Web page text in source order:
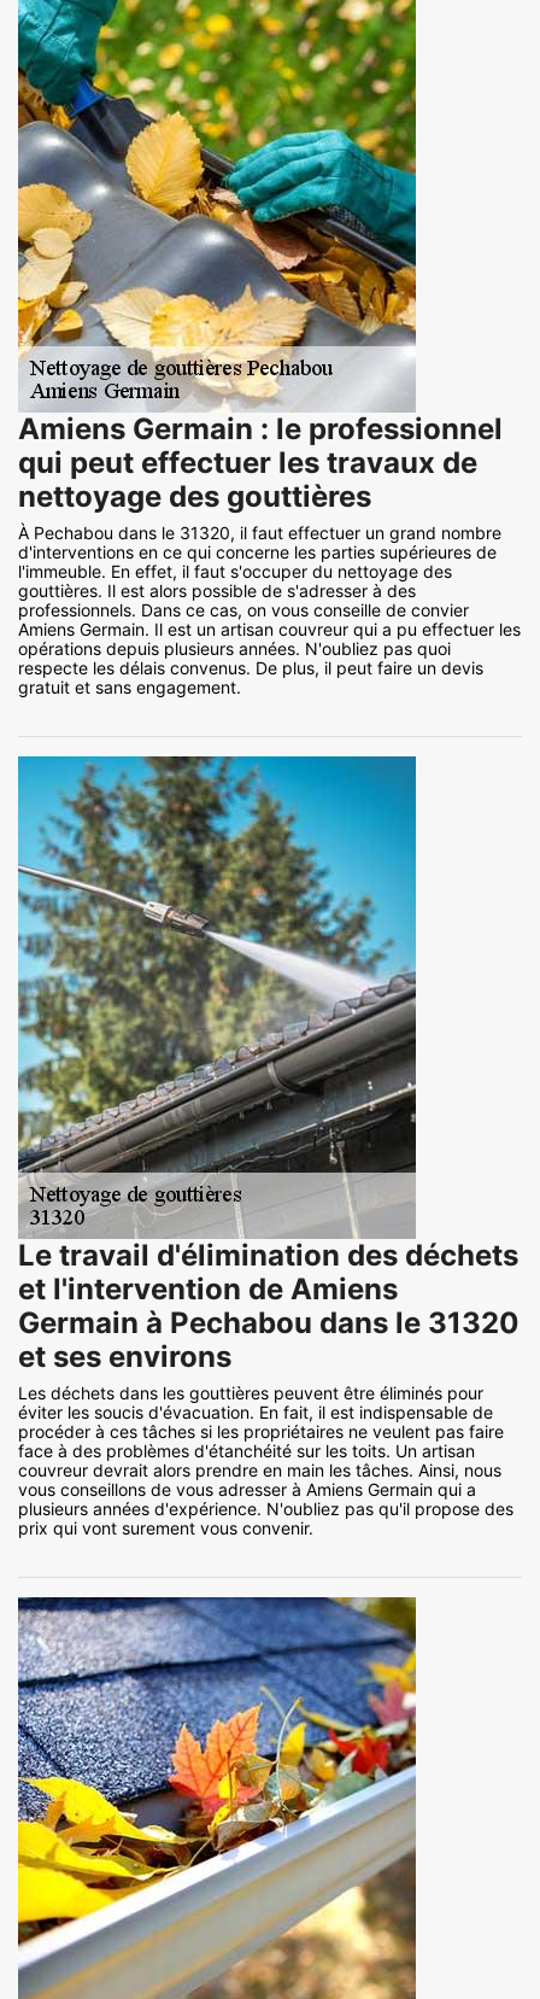
Amiens Germain : le professionnel
qui peut effectuer les travaux de
nettoyage des gouttières
À Pechabou dans le 31320, il faut effectuer un grand nombre
d'interventions en ce qui concerne les parties supérieures de
l'immeuble. En effet, il faut s'occuper du nettoyage des
gouttières. Il est alors possible de s'adresser à des
professionnels. Dans ce cas, on vous conseille de convier
Amiens Germain. Il est un artisan couvreur qui a pu effectuer les
opérations depuis plusieurs années. N'oubliez pas quoi
respecte les délais convenus. De plus, il peut faire un devis
gratuit et sans engagement.
Le travail d'élimination des déchets
et l'intervention de Amiens
Germain à Pechabou dans le 31320
et ses environs
Les déchets dans les gouttières peuvent être éliminés pour
éviter les soucis d'évacuation. En fait, il est indispensable de
procéder à ces tâches si les propriétaires ne veulent pas faire
face à des problèmes d'étanchéité sur les toits. Un artisan
couvreur devrait alors prendre en main les tâches. Ainsi, nous
vous conseillons de vous adresser à Amiens Germain qui a
plusieurs années d'expérience. N'oubliez pas qu'il propose des
prix qui vont surement vous convenir.